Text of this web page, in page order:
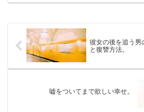
彼女の後を追う男
と復讐方法。
嘘をついてまで欲しい幸せ。